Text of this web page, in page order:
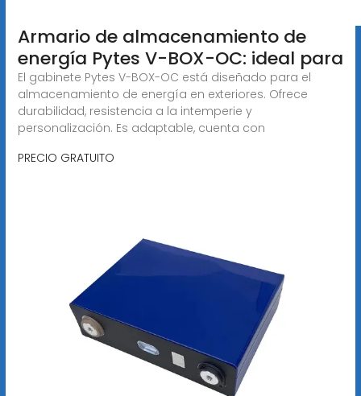
Armario de almacenamiento de
energía Pytes V-BOX-OC: ideal para
El gabinete Pytes V-BOX-OC está diseñado para el
almacenamiento de energía en exteriores. Ofrece
durabilidad, resistencia a la intemperie y
personalización. Es adaptable, cuenta con
PRECIO GRATUITO